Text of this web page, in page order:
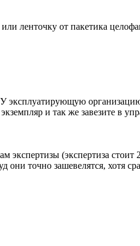
ленточку от пакетика
эксплуатирующую
и так же завезите в
экспертизы (экспертиза стоит
точно зашевелятся, хотя